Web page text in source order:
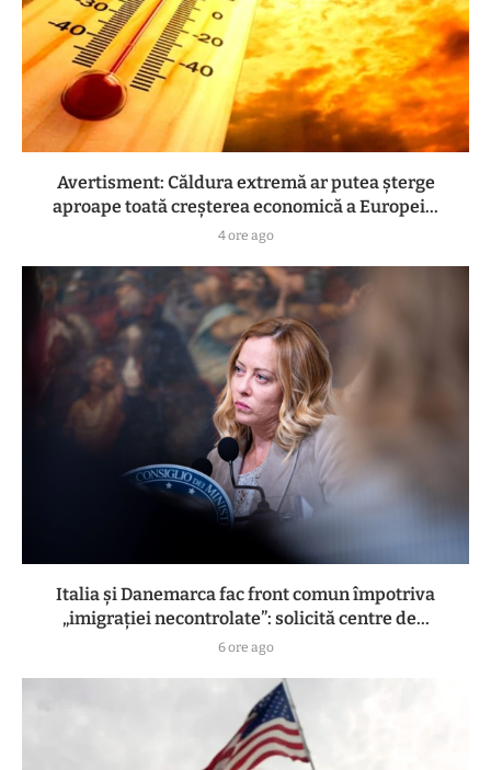
Avertisment: Căldura extremă ar putea șterge
aproape toată creșterea economică a Europei...
4 ore ago
Italia și Danemarca fac front comun împotriva
„imigrației necontrolate”: solicită centre de...
6 ore ago